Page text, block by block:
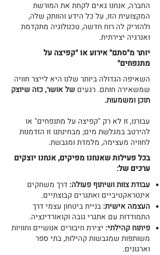
החברה, אנחנו גאים לקחת את המורשת
המקצועית הזו, על כל הידע והוותק שלה,
ולהזריק לה רוח חדשה, טכנולוגיה מתקדמת
ואנרגיה יצירתית.
יותר מ"סתם" אירוע או "קפיצה על
מתנפחים"
השאיפה הגדולה ביותר שלנו היא לייצר חוויה
שמשאירה חותם. רגעים של אושר, כזה שיוצק
תוכן ומשמעות.
עבורנו, זו לא רק "קפיצה על מתנפחים" או
להירטב במגלשת מים; מבחינתנו זו הזדמנות
לחוויה מעצימה, מלמדת ומגבשת.
בכל פעילות שאנחנו מפיקים, אנחנו יוצקים
ערכים של:
עבודת צוות ושיתוף פעולה: דרך משחקים
אינטראקטיביים ואתגרים קבוצתיים.
העצמה אישית: בניית ביטחון עצמי דרך
התמודדות עם אתגרי גובה וקואורדינציה.
פיתוח קהילתי: יצירת חיבורים אנושיים וחוויות
משותפות שמגבשות קהילות, בתי ספר
וארגונים.